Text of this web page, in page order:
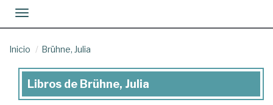
Toggle navigation
Inicio Brühne, Julia
Libros
Libros de Brühne, Julia